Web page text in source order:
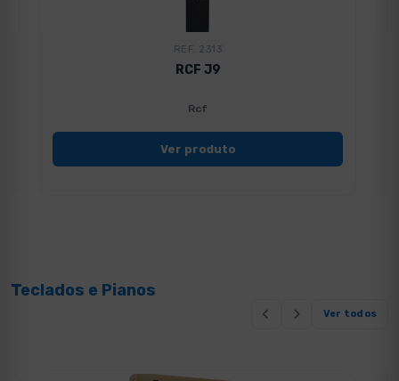
REF. 2313
RCF J9
Rcf
Ver produto
Teclados e Pianos
Ver todos